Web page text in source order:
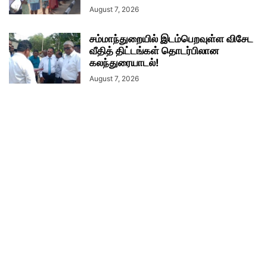
August 7, 2026
சம்மாந்துறையில் இடம்பெறவுள்ள விசேட
வீதித் திட்டங்கள் தொடர்பிலான
கலந்துரையாடல்!
August 7, 2026